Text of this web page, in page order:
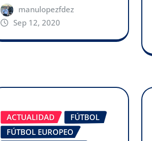
manulopezfdez
Sep 12, 2020
ACTUALIDAD
FÚTBOL
FÚTBOL EUROPEO